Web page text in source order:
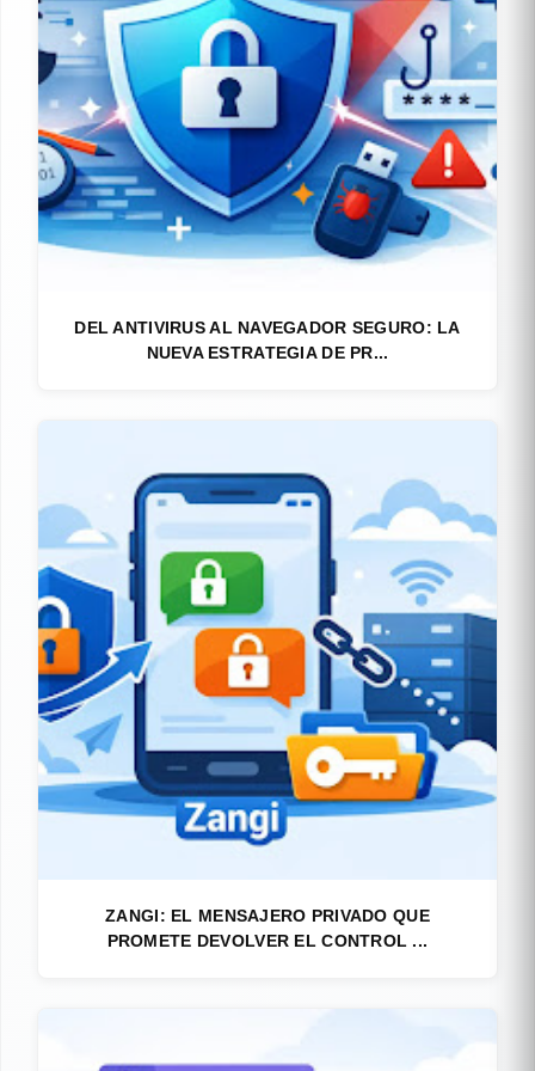
DEL ANTIVIRUS AL NAVEGADOR SEGURO: LA
NUEVA ESTRATEGIA DE PR...
ZANGI: EL MENSAJERO PRIVADO QUE
PROMETE DEVOLVER EL CONTROL ...